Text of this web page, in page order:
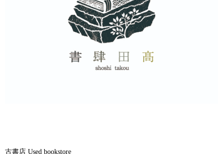
古書店 Used bookstore